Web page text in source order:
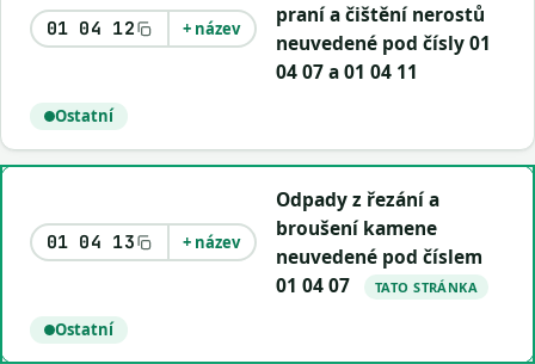
01 04 12 + název
praní a čištění nerostů
neuvedené pod čísly 01
04 07 a 01 04 11
Ostatní
01 04 13 + název
Odpady z řezání a
broušení kamene
neuvedené pod číslem
01 04 07
TATO STRÁNKA
Ostatní